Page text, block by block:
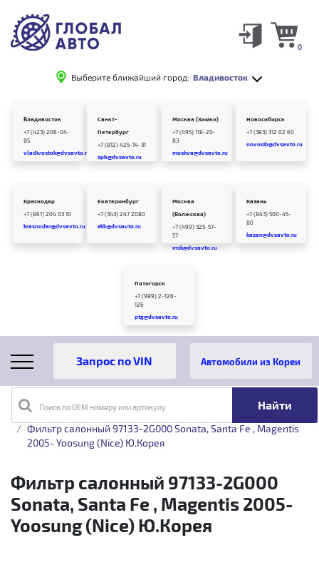
Выберите ближайший город: Владивосток
0
Владивосток
+7 (423) 206-04-
85
vladivostok@dvsavto.ru
Санкт-
Петербург
+7 (812) 425-14-31
spb@dvsavto.ru
Москва (Химки)
+7 (495) 118-20-
83
moskva@dvsavto.ru
Новосибирск
+7 (383) 312 02 60
novosib@dvsavto.ru
Краснодар
+7 (861) 204 03 10
krasnodar@dvsavto.ru
Екатеринбург
+7 (343) 247 2080
ekb@dvsavto.ru
Москва
(Волжская)
+7 (499) 325-57-
57
msk@dvsavto.ru
Казань
+7 (843) 500-45-
80
kazan@dvsavto.ru
Пятигорск
+7 (989) 2-126-
126
ptg@dvsavto.ru
Поиск по OEM номеру или артикулу
Автомобили из Кореи
Главная
Каталог товаров
Фильтр салонный 97133-2G000 Sonata, Santa Fe , Magentis
2005- Yoosung (Nice) Ю.Корея
Фильтр салонный 97133-2G000
Sonata, Santa Fe , Magentis 2005-
Yoosung (Nice) Ю.Корея